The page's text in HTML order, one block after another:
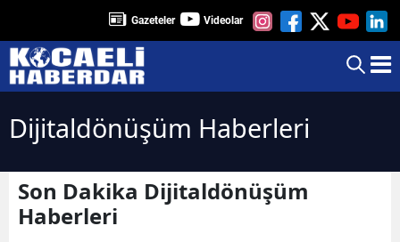
Gazeteler Videolar
Dijitaldönüşüm Haberleri
Son Dakika Dijitaldönüşüm
Haberleri